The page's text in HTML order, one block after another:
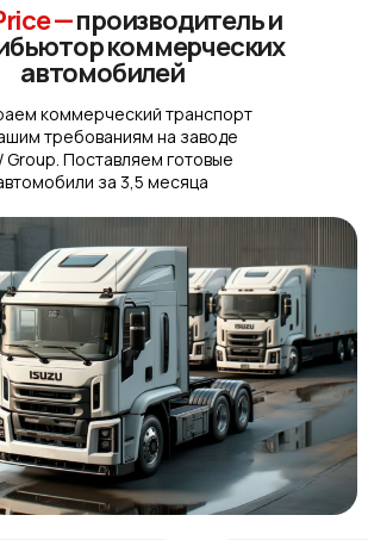
—производитель и
коммерческих
автомобилей
коммерческий транспорт
требованиям на заводе
Group. Поставляем готовые
за 3,5 месяца